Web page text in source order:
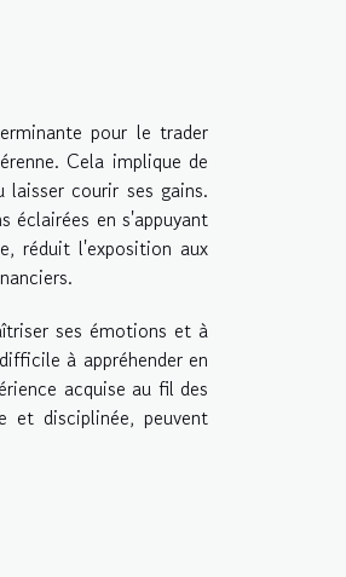
pour le trader
Cela implique de
courir ses gains.
éclairées en s'appuyant
réduit l'exposition aux
ses émotions et à
à appréhender en
acquise au fil des
et disciplinée, peuvent